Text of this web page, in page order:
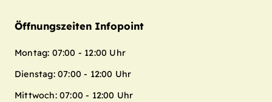
Öffnungszeiten Infopoint
Montag: 07:00 - 12:00 Uhr
Dienstag: 07:00 - 12:00 Uhr
Mittwoch: 07:00 - 12:00 Uhr